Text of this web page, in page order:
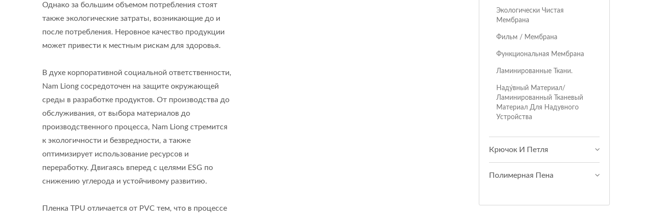
Однако за большим объемом потребления стоят
также экологические затраты, возникающие до и
после потребления. Неровное качество продукции
может привести к местным рискам для здоровья.
В духе корпоративной социальной ответственности,
Nam Liong сосредоточен на защите окружающей
среды в разработке продуктов. От производства до
обслуживания, от выбора материалов до
производственного процесса, Nam Liong стремится
к экологичности и безвредности, а также
оптимизирует использование ресурсов и
переработку. Двигаясь вперед с целями ESG по
снижению углерода и устойчивому развитию.
Пленка TPU отличается от PVC тем, что в процессе
Экологически Чистая
Мембрана
Фильм / Мембрана
Функциональная Мембрана
Ламинированные Ткани.
Наду́вный Материал/
Ламинированный Тканевый
Материал Для Надувного
Устройства
Крючок И Петля
Полимерная Пена